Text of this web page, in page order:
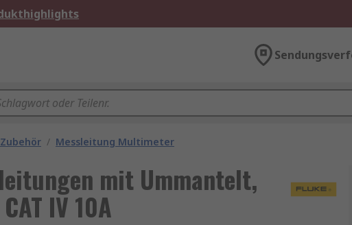
/ Messleitung Multimeter
mit Ummantelt,
IV 10A